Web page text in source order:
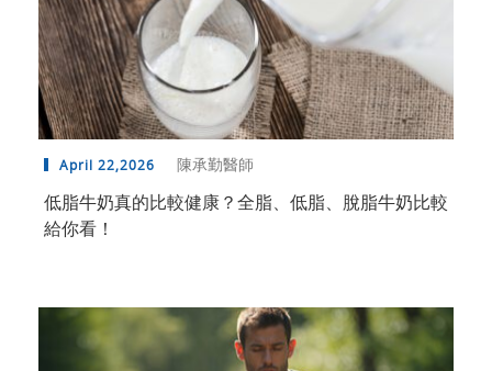
April 22,2026 陳承勤醫師
低脂牛奶真的比較健康？全脂、低脂、脫脂牛奶比較
給你看！